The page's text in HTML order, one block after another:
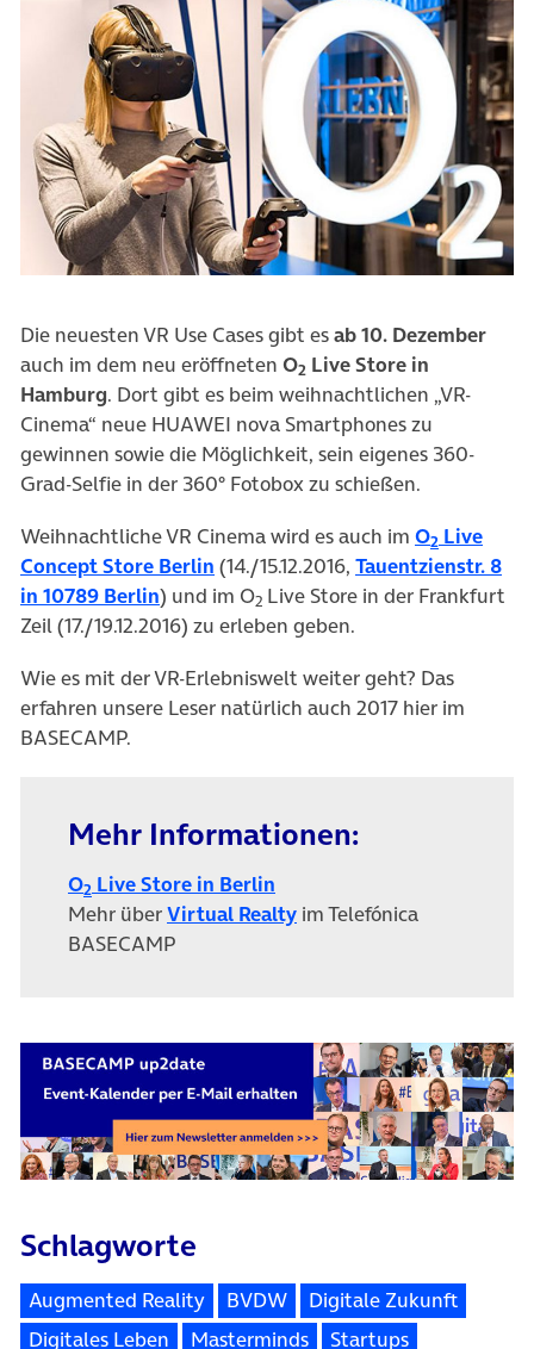
Die neuesten VR Use Cases gibt esab 10. Dezember
auch im dem neu eröffneten O2 Live Store in
Hamburg. Dort gibt es beim weihnachtlichen „VR-
Cinema“ neue HUAWEI nova Smartphones zu
gewinnen sowie die Möglichkeit, sein eigenes 360-
Grad-Selfie in der 360° Fotobox zu schießen.
Weihnachtliche VR Cinema wird es auch im O2 Live
Concept Store Berlin (öffnet in neuem Tab)
(14./15.12.2016, Tauentzienstr. 8
in 10789 Berlin(öffnet in neuem Tab)
) und im O2 Live Store in der Frankfurt
Zeil (17./19.12.2016) zu erleben geben.
Wie es mit der VR-Erlebniswelt weiter geht? Das
erfahren unsere Leser natürlich auch 2017 hier im
BASECAMP.
Mehr Informationen:
O2 Live Store in Berlin
Mehr überVirtual Realty im Telefónica
BASECAMP
Schlagworte
Augmented Reality BVDW
Digitale Zukunft
Digitales Leben
Masterminds
Startups